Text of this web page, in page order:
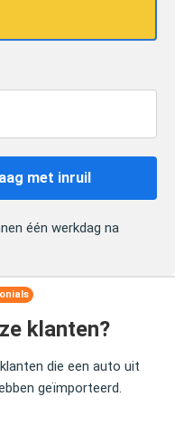
met inruil
één werkdag na
klanten?
die een auto uit
geïmporteerd.